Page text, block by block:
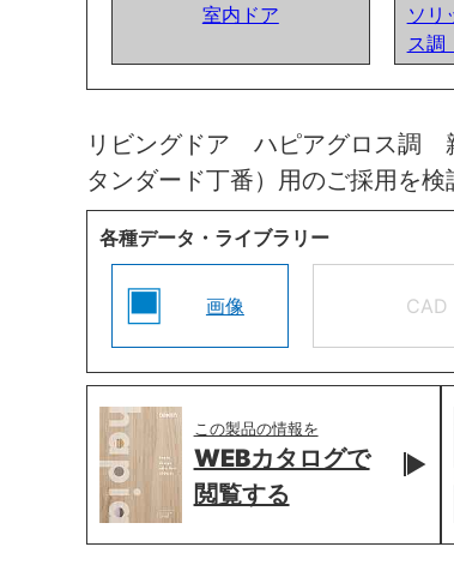
室内ドア
ソリ
ス調
リビングドア ハピアグロス
タンダード丁番）用のご採用を
各種データ・ライブラリー
画像 CAD
この製品の情報を
WEBカタログで
閲覧する